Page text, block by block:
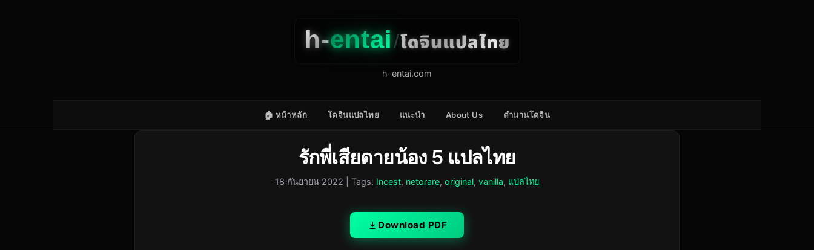
h-entai/โดจินแปลไทย
h-entai.com
🏠 หน้าหลัก โดจินแปลไทย แนะนำ About Us ตำนานโดจิน
รักพี่เสียดายน้อง 5 แปลไทย
18 กันยายน 2022 | Tags: Incest, netorare, original, vanilla, แปลไทย
Download PDF